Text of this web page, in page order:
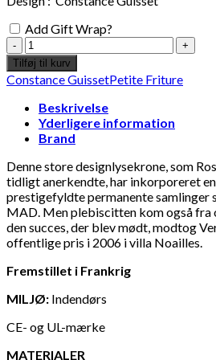
Add Gift Wrap?
Constance
Guisset
x
Petite
Friture
-
Lampe
Vertigo
Large
200cm
-
Bronze
antal
Tilføj til kurv
Constance GuissetPetite Friture
Beskrivelse
Yderligere information
Brand
Denne store designlysekrone, som
tidligt anerkendte, har inkorporeret
prestigefyldte permanente samlinger
MAD. Men plebiscitten kom også fra
den succes, der blev mødt, modtog
offentlige pris i 2006 i villa Noailles.
Fremstillet i Frankrig
MILJØ: Indendørs
CE- og UL-mærke
MATERIALER